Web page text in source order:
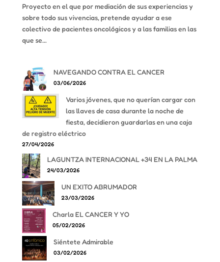
Proyecto en el que por mediación de sus experiencias y
sobre todo sus vivencias, pretende ayudar a ese
colectivo de pacientes oncológicos y a las familias en las
que se...
NAVEGANDO CONTRA EL CANCER
03/06/2026
Varios jóvenes, que no querían cargar con
las llaves de casa durante la noche de
fiesta, decidieron guardarlas en una caja
de registro eléctrico
27/04/2026
LAGUNTZA INTERNACIONAL +34 EN LA PALMA
24/03/2026
UN EXITO ABRUMADOR
23/03/2026
Charla EL CANCER Y YO
05/02/2026
Siéntete Admirable
03/02/2026